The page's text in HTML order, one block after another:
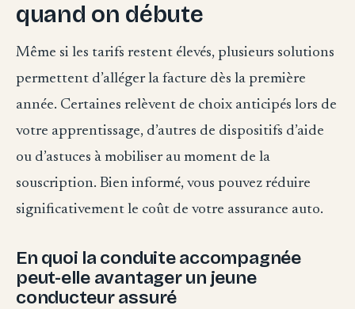
quand on débute
Même si les tarifs restent élevés, plusieurs solutions
permettent d’alléger la facture dès la première
année. Certaines relèvent de choix anticipés lors de
votre apprentissage, d’autres de dispositifs d’aide
ou d’astuces à mobiliser au moment de la
souscription. Bien informé, vous pouvez réduire
significativement le coût de votre assurance auto.
En quoi la conduite accompagnée
peut-elle avantager un jeune
conducteur assuré